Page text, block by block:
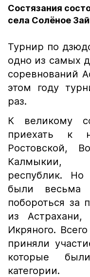
Состязания
села Солёное
Турнир по
одно из самых
соревнований
этом году
раз.
К великому
приехать к
Ростовской,
Калмыкии,
республик. Но
были весьма
побороться за
из Астрахани,
Икряного.
приняли
которые
категории.